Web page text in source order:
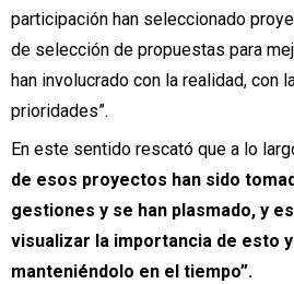
participación han seleccionado
de selección de propuestas para
han involucrado con la realidad, con
prioridades”.
En este sentido rescató que a lo
de esos proyectos han sido
gestiones y se han plasmado, y
visualizar la importancia de esto
manteniéndolo en el tiempo”.